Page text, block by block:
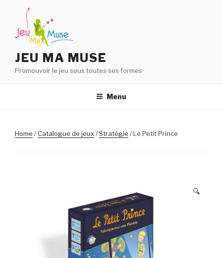
contenu
principal
JEU MA MUSE
Promouvoir le jeu sous toutes ses formes
Menu
Home /Catalogue de jeux/Stratégie / Le Petit Prince
🔍